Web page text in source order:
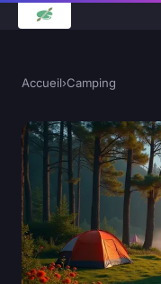
Accueil›Camping